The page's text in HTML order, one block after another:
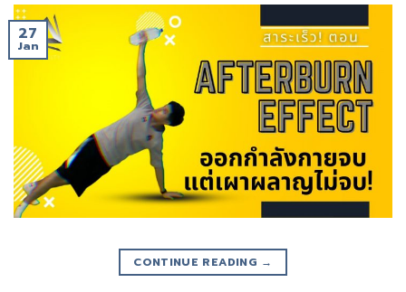
27
Jan
CONTINUE READING →